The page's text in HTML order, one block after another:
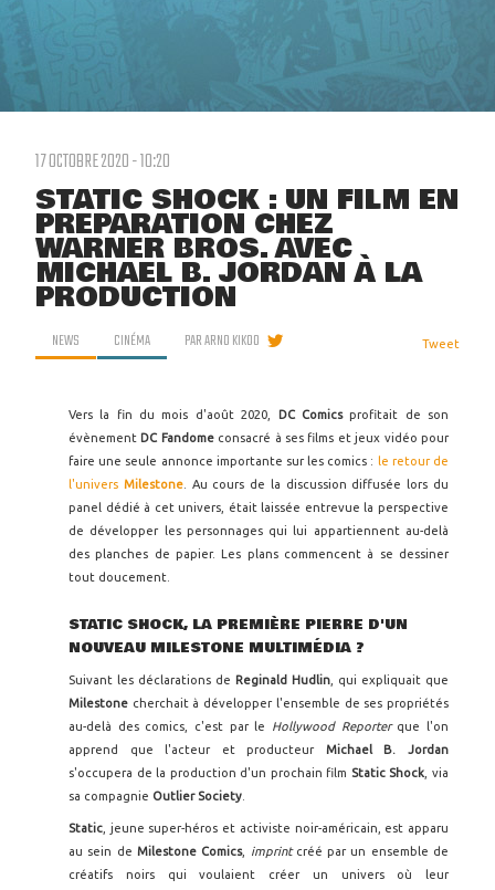
17 OCTOBRE 2020 - 10:20
STATIC SHOCK : UN FILM EN
PRÉPARATION CHEZ
WARNER BROS. AVEC
MICHAEL B. JORDAN À LA
PRODUCTION
NEWS CINÉMA PARARNO KIKOO Tweet
Vers la fin du mois d'août 2020, DC Comicsprofitait de son
évènement DC Fandome consacré à ses films et jeux vidéo pour
faire une seule annonce importante sur les comics : le retour de
l'univers Milestone. Au cours de la discussion diffusée lors du
panel dédié à cet univers, était laissée entrevue la perspective
de développer les personnages qui lui appartiennent au-delà
des planches de papier. Les plans commencent à se dessiner
tout doucement.
STATIC SHOCK, LA PREMIÈRE PIERRE D'UN
NOUVEAU MILESTONE MULTIMÉDIA ?
Suivant les déclarations de Reginald Hudlin , qui expliquait que
Milestone cherchait à développer l'ensemble de ses propriétés
au-delà des comics, c'est par le Hollywood Reporter que l'on
apprend que l'acteur et producteur Michael B. Jordan
s'occupera de la production d'un prochain film Static Shock , via
sa compagnie Outlier Society
Static , jeune super-héros et activiste noir-américain, est apparu
au sein de Milestone Comics, imprint créé par un ensemble de
créatifs noirs qui voulaient créer un univers où leur